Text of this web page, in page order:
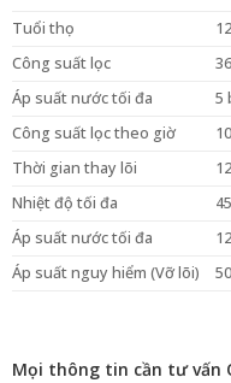
Tuổi thọ
Công suất lọc
Áp suất nước tối đa
5
Công suất lọc theo giờ
Thời gian thay lõi
Nhiệt độ tối đa
Áp suất nước tối đa
Áp suất nguy hiểm (Vỡ lõi)
Mọi thông tin cần tư vấn